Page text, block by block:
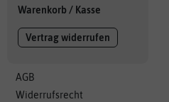
Warenkorb / Kasse
Vertrag widerrufen
AGB
Widerrufsrecht